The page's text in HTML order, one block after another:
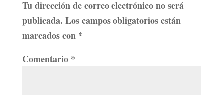
Tu dirección de correo electrónico no será
publicada. Los campos obligatorios están
marcados con *
Comentario *